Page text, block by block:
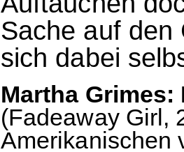
Sache auf den
sich dabei
Martha
(Fadeaway Girl,
Amerikanischen